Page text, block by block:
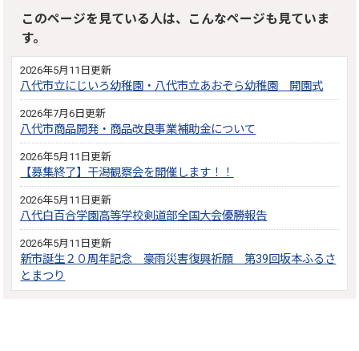
このページを見ている人は、こんなページも見ていま
す。
2026年5月11日更新
八代市立にじいろ幼稚園・八代市立あおぞら幼稚園 開園式
2026年7月6日更新
八代市商品開発・商品改良事業補助金について
2026年5月11日更新
【募集終了】干潟観察会を開催します！！
2026年5月11日更新
八代白百合学園高等学校剣道部全国大会優勝報告
2026年5月11日更新
新市誕生２０周年記念 豪雨災害復興祈願 第39回坂本ふるさ
とまつり